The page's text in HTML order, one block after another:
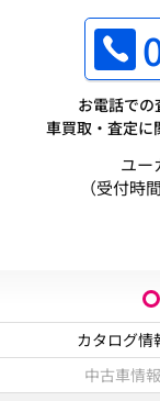
お電話での
車買取・査定に
ユー
（受付時
カタログ情
中古車情報